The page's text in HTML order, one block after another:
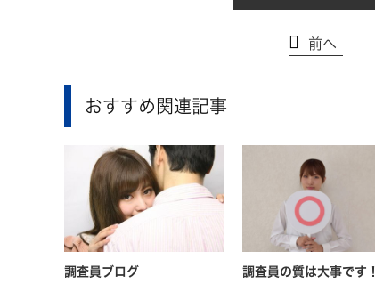
前へ
おすすめ関連記事
調査員ブログ 調査員の質は大事です！